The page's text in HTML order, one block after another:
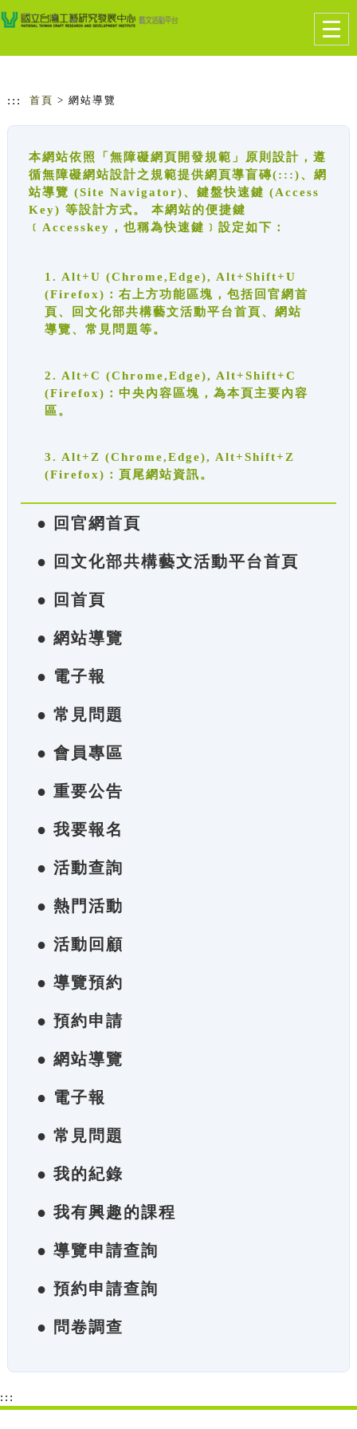
跳到主要內容
網站導覽
::: 首頁 > 網站導覽
本網站依照「無障礙網頁開發規範」原則設計，遵
循無障礙網站設計之規範提供網頁導盲磚(:::)、網
站導覽 (Site Navigator)、鍵盤快速鍵 (Access
Key) 等設計方式。 本網站的便捷鍵
﹝Accesskey，也稱為快速鍵﹞設定如下：
1. Alt+U (Chrome,Edge), Alt+Shift+U
(Firefox)：右上方功能區塊，包括回官網首
頁、回文化部共構藝文活動平台首頁、網站
導覽、常見問題等。
2. Alt+C (Chrome,Edge), Alt+Shift+C
(Firefox)：中央內容區塊，為本頁主要內容
區。
3. Alt+Z (Chrome,Edge), Alt+Shift+Z
(Firefox)：頁尾網站資訊。
● 回官網首頁
● 回文化部共構藝文活動平台首頁
● 回首頁
● 網站導覽
● 電子報
● 常見問題
● 會員專區
● 重要公告
● 我要報名
● 活動查詢
● 熱門活動
● 活動回顧
● 導覽預約
● 預約申請
● 網站導覽
● 電子報
● 常見問題
● 我的紀錄
● 我有興趣的課程
● 導覽申請查詢
● 預約申請查詢
● 問卷調查
:::